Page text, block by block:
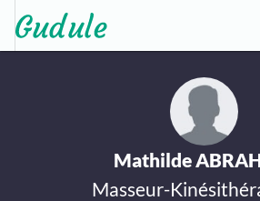
Mathilde
Masseur-